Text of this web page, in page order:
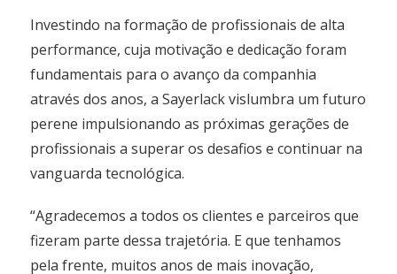
Investindo na formação de profissionais de alta
performance, cuja motivação e dedicação foram
fundamentais para o avanço da companhia
através dos anos, a Sayerlack vislumbra um futuro
perene impulsionando as próximas gerações de
profissionais a superar os desafios e continuar na
vanguarda tecnológica.
“Agradecemos a todos os clientes e parceiros que
fizeram parte dessa trajetória. E que tenhamos
pela frente, muitos anos de mais inovação,